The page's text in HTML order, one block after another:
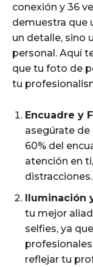
conexión y 36
demuestra que
un detalle, sino
personal. Aquí
que tu foto de
tu
Encuadre y
asegúrate
60% del
atención en
distracciones.
Iluminación
tu mejor
selfies, ya
reflejar tu